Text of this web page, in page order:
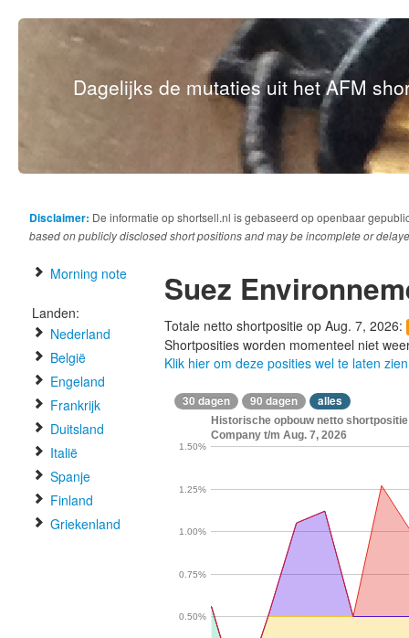
Dagelijks de mutaties uit het AFM
Disclaimer: De informatie op shortsell.nl is gebaseerd op openbaar
based on publicly disclosed short positions and may be incomplete or
Morning note
Landen:
Nederland
België
Engeland
Frankrijk
Duitsland
Italië
Spanje
Finland
Griekenland
Suez
Totale netto shortpositie op Aug. 7, 2026:
Shortposities worden momenteel niet
Klik hier om deze posities wel te laten zien
30 dagen 90 dagen alles
Historische opbouw netto
Company t/m Aug. 7, 2026
0.50%
0.75%
1.00%
1.25%
1.50%